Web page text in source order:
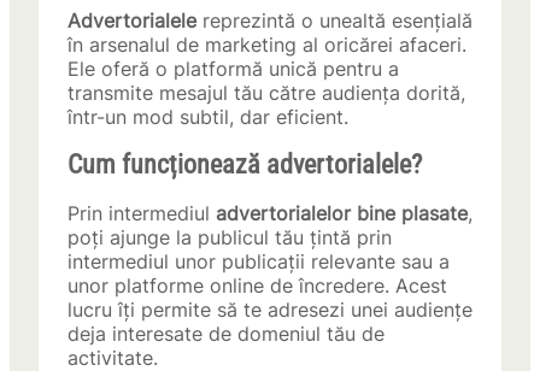
Advertorialelereprezintă o unealtă esențială
în arsenalul de marketing al oricărei afaceri.
Ele oferă o platformă unică pentru a
transmite mesajul tău către audiența dorită,
într-un mod subtil, dar eficient.
Cum funcționează advertorialele?
Prin intermediul advertorialelor bine plasate,
poți ajunge la publicul tău țintă prin
intermediul unor publicații relevante sau a
unor platforme online de încredere. Acest
lucru îți permite să te adresezi unei audiențe
deja interesate de domeniul tău de
activitate.